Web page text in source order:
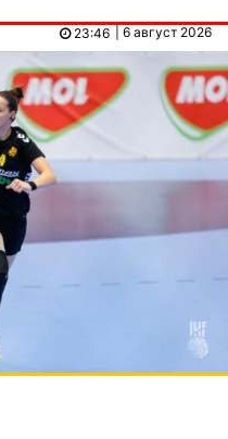
| 6 август 2026
23:46